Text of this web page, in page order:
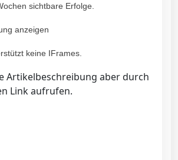
sichtbare Erfolge.
anzeigen
keine IFrames.
Artikelbeschreibung aber durch
Link aufrufen.